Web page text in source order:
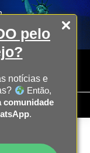
pelo
notícias e
Então,
comunidade
.